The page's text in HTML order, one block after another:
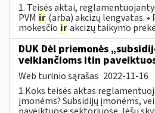
1. Teisės aktai,
PVM ir (arba) akcizų lengvatas.
mokesčio irakcizų taikymo
DUK Dėl priemonės
veikiančioms itin
Web turinio sąrašas 2022-11-16
1.Koks teisės aktas
įmonėms? Subsidijų įmonėms,